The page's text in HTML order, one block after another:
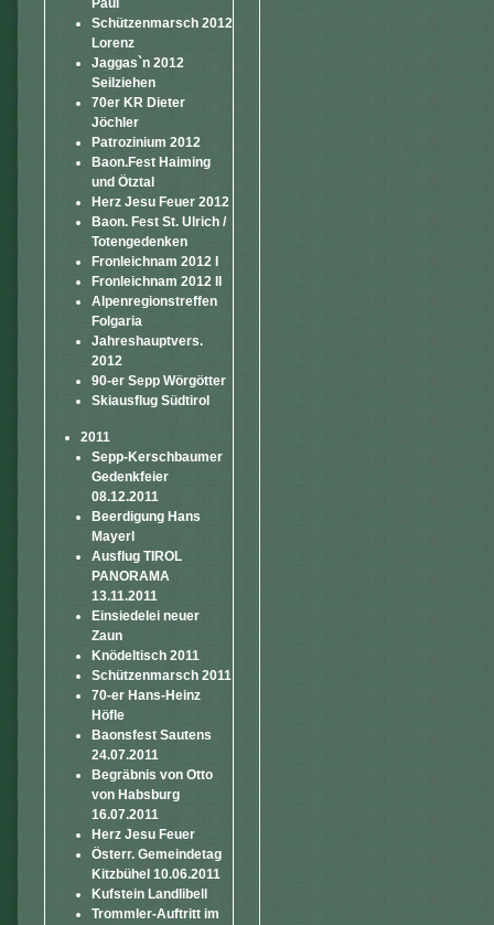
Paul
Schützenmarsch 2012
Lorenz
Jaggas`n 2012
Seilziehen
70er KR Dieter
Jöchler
Patrozinium 2012
Baon.Fest Haiming
und Ötztal
Herz Jesu Feuer 2012
Baon. Fest St. Ulrich /
Totengedenken
Fronleichnam 2012 I
Fronleichnam 2012 II
Alpenregionstreffen
Folgaria
Jahreshauptvers.
2012
90-er Sepp Wörgötter
Skiausflug Südtirol
2011
Sepp-Kerschbaumer
Gedenkfeier
08.12.2011
Beerdigung Hans
Mayerl
Ausflug TIROL
PANORAMA
13.11.2011
Einsiedelei neuer
Zaun
Knödeltisch 2011
Schützenmarsch 2011
70-er Hans-Heinz
Höfle
Baonsfest Sautens
24.07.2011
Begräbnis von Otto
von Habsburg
16.07.2011
Herz Jesu Feuer
Österr. Gemeindetag
Kitzbühel 10.06.2011
Kufstein Landlibell
Trommler-Auftritt im